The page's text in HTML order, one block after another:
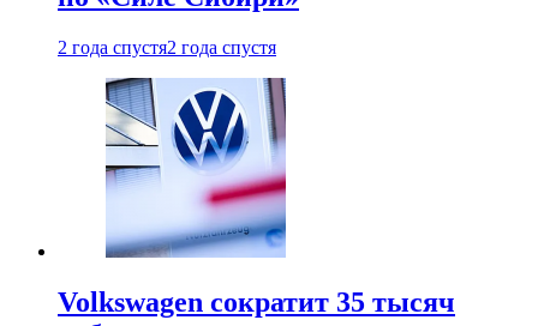
2 года спустя2 года спустя
Volkswagen сократит 35 тысяч